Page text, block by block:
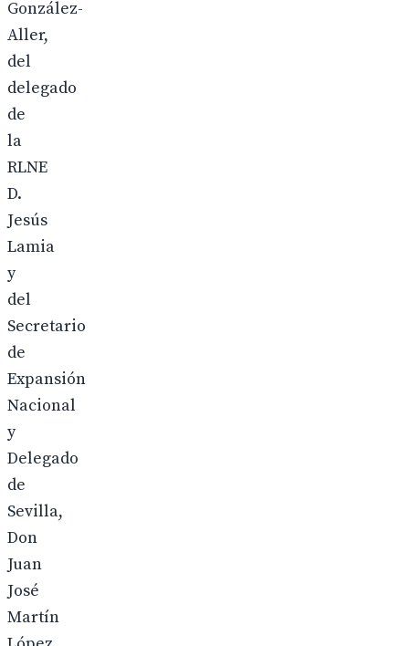
González-
Aller,
del
delegado
de
la
RLNE
D.
Jesús
Lamia
y
del
Secretario
de
Expansión
Nacional
y
Delegado
de
Sevilla,
Don
Juan
José
Martín